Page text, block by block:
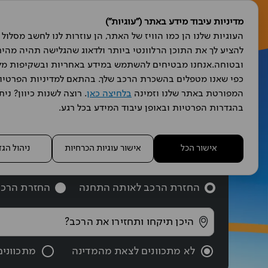
מדיניות עיבוד מידע באתר ("עוגיות")
המפורטת באתר שלנו וזמינה בלחיצה כאן
בהגדרות הפרטיות ובאופן עיבוד המידע בכל רגע.
אישור הכל אישור עוגיות הכרחיות ניהול
החזרת הרכב לאותה התחנה החזרת
לא מתכוונים לצאת מהמדינה